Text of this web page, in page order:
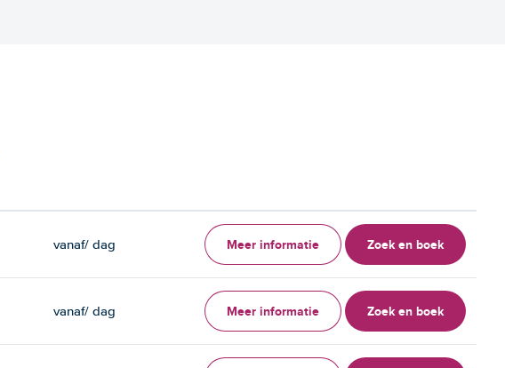
vanaf/ dag Meer informatie Zoek en boek
vanaf/ dag Meer informatie Zoek en boek